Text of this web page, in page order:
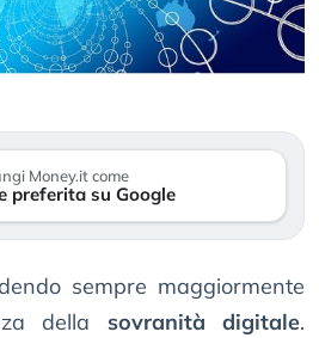
Money.it come
preferita su Google
sempre maggiormente
della sovranità digitale.